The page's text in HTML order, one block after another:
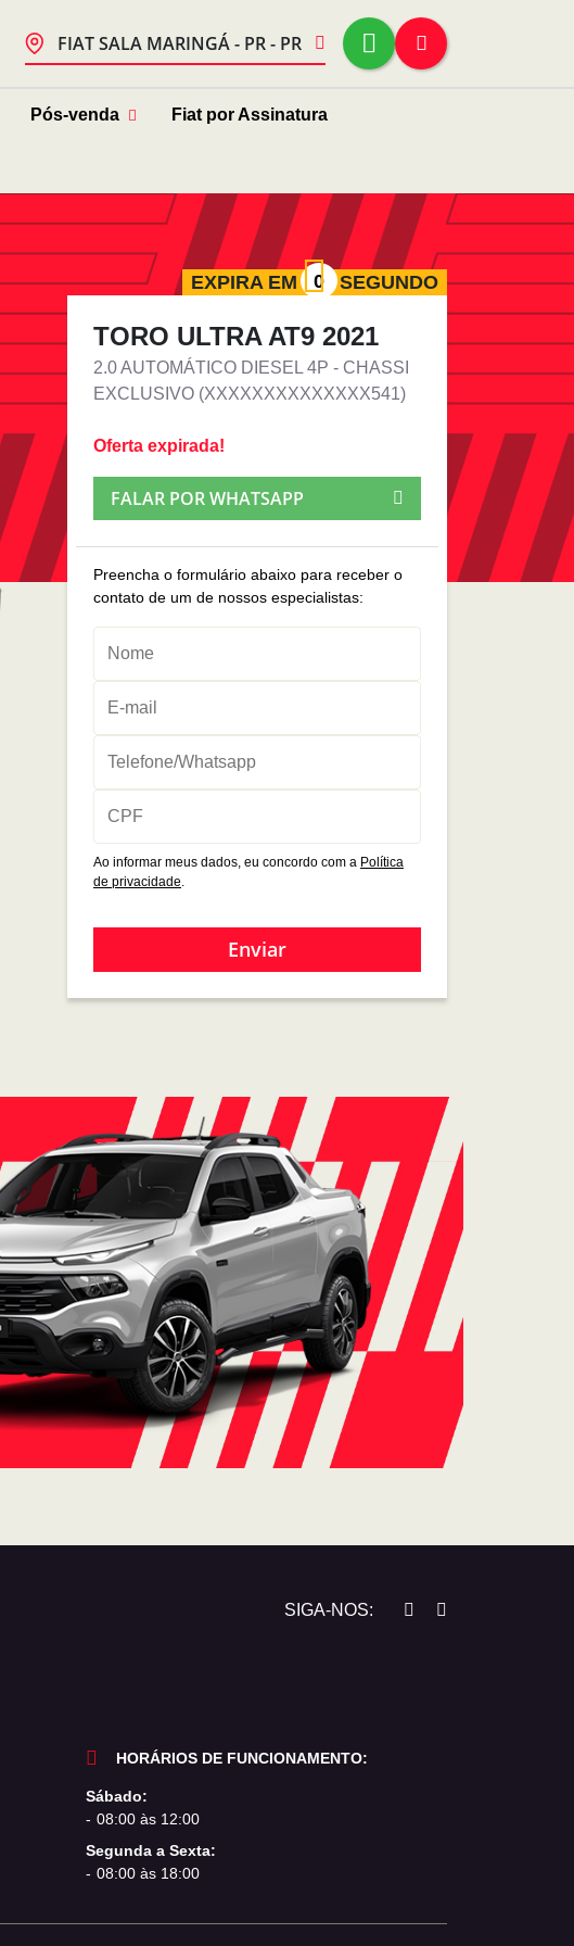
FIAT SALA MARINGÁ - PR - PR
Pós-venda Fiat por Assinatura
EXPIRA EM SEGUNDO
TORO ULTRA AT9 2021
2.0 AUTOMÁTICO DIESEL 4P - CHASSI
EXCLUSIVO (XXXXXXXXXXXXXX541)
Oferta expirada!
FALAR POR WHATSAPP
Preencha o formulário abaixo para receber o
contato de um de nossos especialistas:
Ao informar meus dados, eu concordo com a Política
de privacidade.
Enviar
SIGA-NOS:
HORÁRIOS DE FUNCIONAMENTO:
Sábado:
08:00 às 12:00
Segunda a Sexta:
08:00 às 18:00